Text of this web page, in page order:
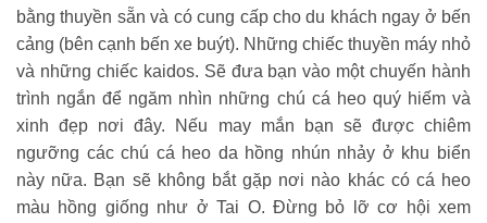
bằng thuyền sẵn và có cung cấp cho du khách ngay ở bến
cảng (bên cạnh bến xe buýt). Những chiếc thuyền máy nhỏ
và những chiếc kaidos. Sẽ đưa bạn vào một chuyến hành
trình ngắn để ngăm nhìn những chú cá heo quý hiếm và
xinh đẹp nơi đây. Nếu may mắn bạn sẽ được chiêm
ngưỡng các chú cá heo da hồng nhún nhảy ở khu biển
này nữa. Bạn sẽ không bắt gặp nơi nào khác có cá heo
màu hồng giống như ở Tai O. Đừng bỏ lỡ cơ hội xem